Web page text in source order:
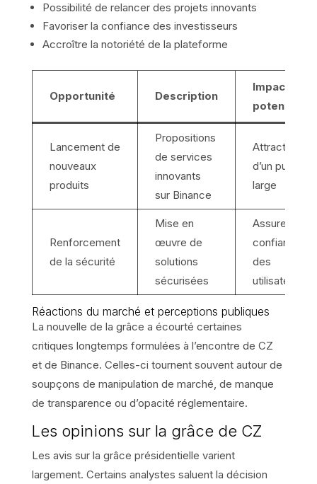
Possibilité de relancer des projets innovants
Favoriser la confiance des investisseurs
Accroître la notoriété de la plateforme
Opportunité Description
Impact
potentiel
Lancement de
nouveaux
produits
Propositions
de services
innovants
sur Binance
Attraction
d’un public
large
Renforcement
de la sécurité
Mise en
œuvre de
solutions
sécurisées
Assurer la
confiance
des
utilisateurs
Réactions du marché et perceptions publiques
La nouvelle de la grâce a écourté certaines
critiques longtemps formulées à l’encontre de CZ
et de Binance. Celles-ci tournent souvent autour de
soupçons de manipulation de marché, de manque
de transparence ou d’opacité réglementaire.
Les opinions sur la grâce de CZ
Les avis sur la grâce présidentielle varient
largement. Certains analystes saluent la décision